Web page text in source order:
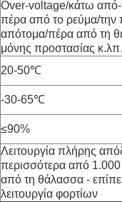
Over-voltage/κάτω
πέρα από το ρεύμα/
απότομα/πέρα από τη
μόνης προστασίας
20-50℃
-30-65℃
≤90%
Λειτουργία πλήρης
περισσότερα από
από τη θάλασσα -
λειτουργία φορτίων